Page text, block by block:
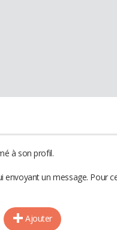
à son profil.
envoyant un message. Pour
Ajouter